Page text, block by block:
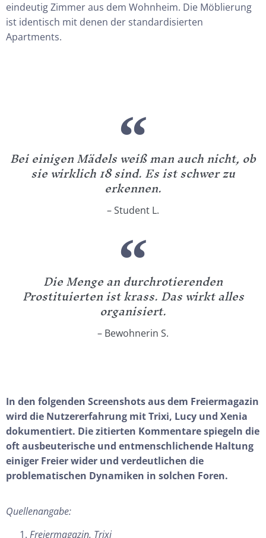
eindeutig Zimmer aus dem Wohnheim. Die Möblierung
ist identisch mit denen der standardisierten
Apartments.
Bei einigen Mädels weiß man auch nicht, ob
sie wirklich 18 sind. Es ist schwer zu
erkennen.
– Student L.
Die Menge an durchrotierenden
Prostituierten ist krass. Das wirkt alles
organisiert.
– Bewohnerin S.
In den folgenden Screenshots aus dem Freiermagazin
wird die Nutzererfahrung mit Trixi, Lucy und Xenia
dokumentiert. Die zitierten Kommentare spiegeln die
oft ausbeuterische und entmenschlichende Haltung
einiger Freier wider und verdeutlichen die
problematischen Dynamiken in solchen Foren.
Quellenangabe:
Freiermagazin. Trixi